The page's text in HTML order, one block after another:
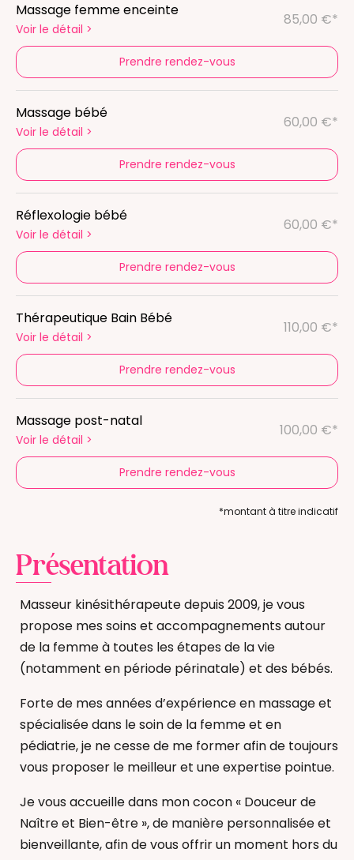
Massage femme enceinte
Voir le détail >
85,00 €*
Prendre rendez-vous
Massage bébé
Voir le détail >
60,00 €*
Prendre rendez-vous
Réflexologie bébé
Voir le détail >
60,00 €*
Prendre rendez-vous
Thérapeutique Bain Bébé
Voir le détail >
110,00 €*
Prendre rendez-vous
Massage post-natal
Voir le détail >
100,00 €*
Prendre rendez-vous
*montant à titre indicatif
Présentation
Masseur kinésithérapeute depuis 2009, je vous
propose mes soins et accompagnements autour
de la femme à toutes les étapes de la vie
(notamment en période périnatale) et des bébés.
Forte de mes années d’expérience en massage et
spécialisée dans le soin de la femme et en
pédiatrie, je ne cesse de me former afin de toujours
vous proposer le meilleur et une expertise pointue.
Je vous accueille dans mon cocon « Douceur de
Naître et Bien-être », de manière personnalisée et
bienveillante, afin de vous offrir un moment hors du